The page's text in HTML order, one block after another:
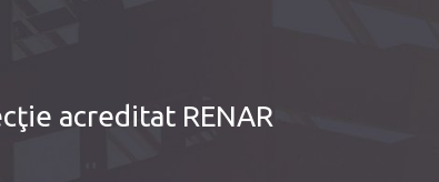
acreditat RENAR